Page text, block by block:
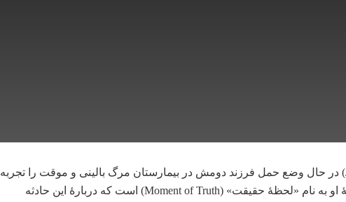
۳۵ سال قبل، جین اسمیت (Jayne Smith) در حال وضع حمل فرزند دومش در بیمارستان مرگ بالینی و موقت را تجربه
کرد. متن زیر برگرفته از ویدیوی مصاحبۀ او به نام «لحظۀ حقیقت» (Moment of Truth) است که دربارۀ این حادثه